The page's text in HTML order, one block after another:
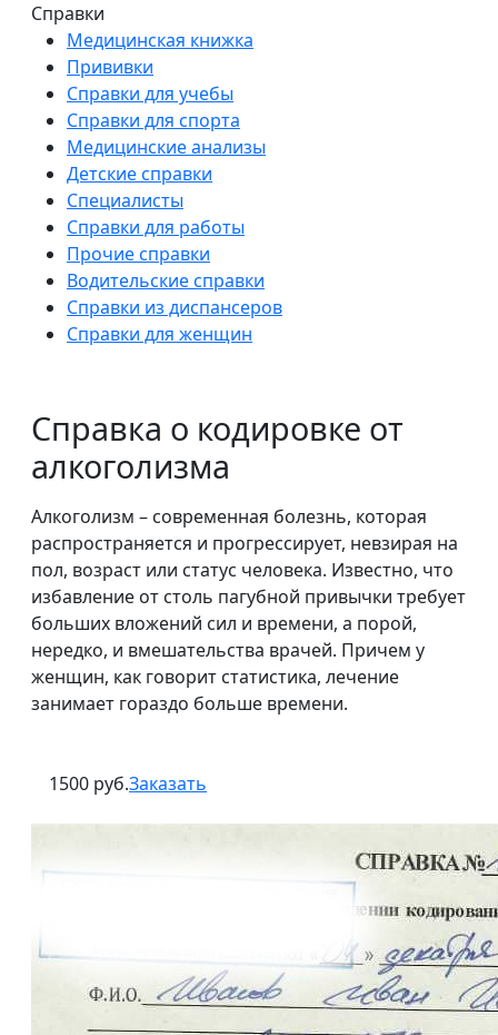
Справки
Медицинская книжка
Прививки
Справки для учебы
Справки для спорта
Медицинские анализы
Детские справки
Специалисты
Справки для работы
Прочие справки
Водительские справки
Справки из диспансеров
Справки для женщин
Справка о кодировке от
алкоголизма
Алкоголизм – современная болезнь, которая
распространяется и прогрессирует, невзирая на
пол, возраст или статус человека. Известно, что
избавление от столь пагубной привычки требует
больших вложений сил и времени, а порой,
нередко, и вмешательства врачей. Причем у
женщин, как говорит статистика, лечение
занимает гораздо больше времени.
1500 руб.Заказать